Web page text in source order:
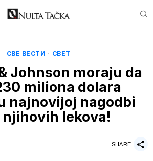
СВЕ ВЕСТИ · СВЕТ
Johnson moraju da
miliona dolara
najnovijoj nagodbi
njihovih lekova!
SHARE